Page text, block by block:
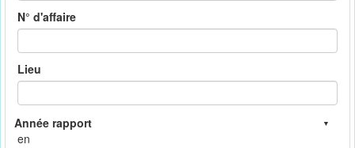
N° d'affaire
Lieu
en